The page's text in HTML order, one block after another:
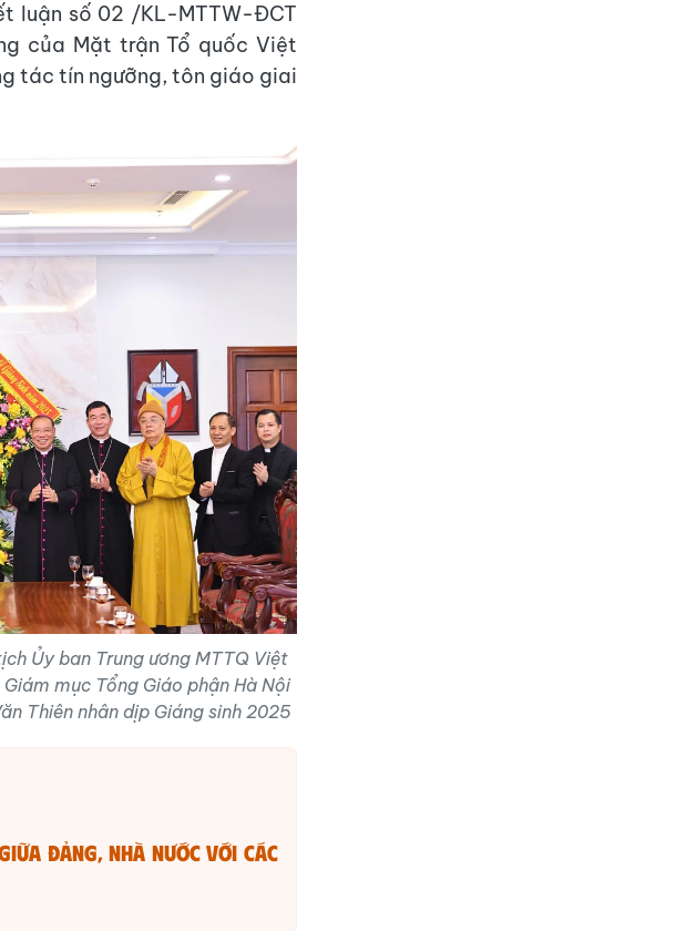
luận số 02 /KL-MTTW-ĐCT
của Mặt trận Tổ quốc Việt
tác tín ngưỡng, tôn giáo giai
Ủy ban Trung ương MTTQ Việt
mục Tổng Giáo phận Hà Nội
Thiên nhân dịp Giáng sinh 2025
Đảng, Nhà nước với các